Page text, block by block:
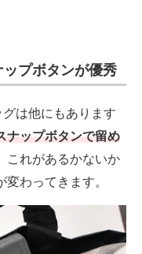
プボタンが優秀
は他にもあります
ナップボタンで留め
これがあるかないか
わってきます。